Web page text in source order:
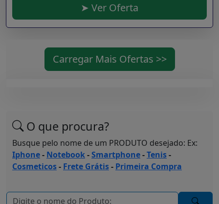
➤ Ver Oferta
Carregar Mais Ofertas >>
O que procura?
Busque pelo nome de um PRODUTO desejado: Ex:
Iphone- Notebook-Smartphone-Tenis-
Cosmeticos- Frete Grátis- Primeira Compra